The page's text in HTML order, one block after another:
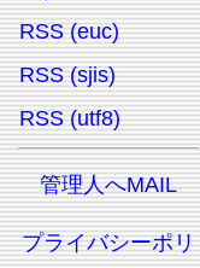
RSS (euc)
RSS (sjis)
RSS (utf8)
管理人へMAIL
プライバシーポリ